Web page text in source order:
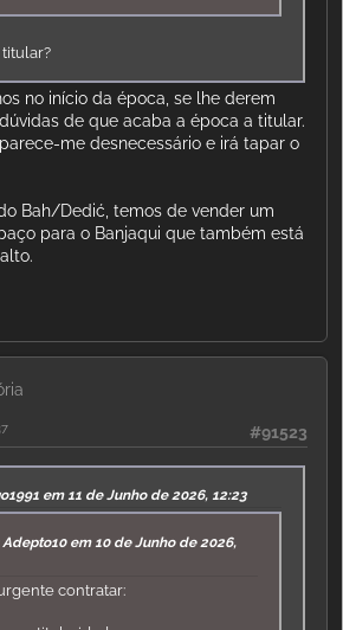
no início da época, se lhe derem
de que acaba a época a titular.
me desnecessário e irá tapar o
Bah/Dedić, temos de vender um
para o Banjaqui que também está
#91523
em 11 de Junho de 2026, 12:23
em 10 de Junho de 2026,
contratar: